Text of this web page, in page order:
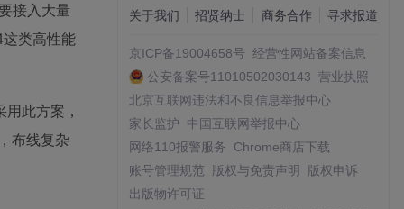
接入大量
类高性能
此方案，
布线复杂
关于我们 招贤纳士 商务合作 寻求报道
京ICP备19004658号 经营性网站备案信息
公安备案号11010502030143 营业执照
北京互联网违法和不良信息举报中心
家长监护
中国互联网举报中心
网络110报警服务
Chrome商店下载
账号管理规范
版权与免责声明
版权申诉
出版物许可证